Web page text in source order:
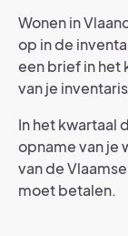
Wonen in
op in de
een brief in het
van je
In het kwartaal
opname van je
van de
moet betalen.